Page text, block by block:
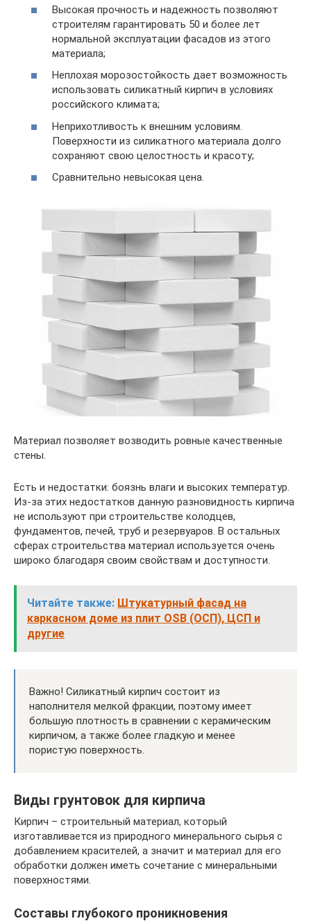
Высокая прочность и надежность позволяют
строителям гарантировать 50 и более лет
нормальной эксплуатации фасадов из этого
материала;
Неплохая морозостойкость дает возможность
использовать силикатный кирпич в условиях
российского климата;
Неприхотливость к внешним условиям.
Поверхности из силикатного материала долго
сохраняют свою целостность и красоту;
Сравнительно невысокая цена.
Материал позволяет возводить ровные качественные
стены.
Есть и недостатки: боязнь влаги и высоких температур.
Из-за этих недостатков данную разновидность кирпича
не используют при строительстве колодцев,
фундаментов, печей, труб и резервуаров. В остальных
сферах строительства материал используется очень
широко благодаря своим свойствам и доступности.
Читайте также: Штукатурный фасад на
каркасном доме из плит OSB (ОСП), ЦСП и
другие
Важно! Силикатный кирпич состоит из
наполнителя мелкой фракции, поэтому имеет
большую плотность в сравнении с керамическим
кирпичом, а также более гладкую и менее
пористую поверхность.
Виды грунтовок для кирпича
Кирпич – строительный материал, который
изготавливается из природного минерального сырья с
добавлением красителей, а значит и материал для его
обработки должен иметь сочетание с минеральными
поверхностями.
Составы глубокого проникновения